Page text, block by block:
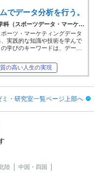
でデータ分析を行う。
（スポーツデータ・マーケ…
ーツ・マーケティングデータ
実践的な知識や技術を学んで
の学びのキーワードは、デー…
質の高い人生の実現
ミ・研究室一覧ページ上部へ
陸
中国・四国